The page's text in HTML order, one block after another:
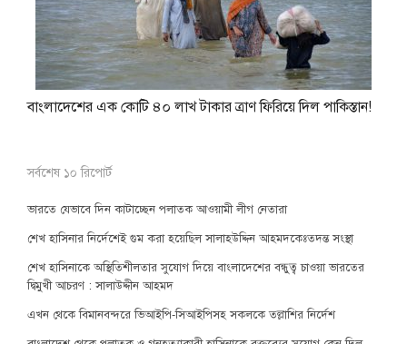
বাংলাদেশের এক কোটি ৪০ লাখ টাকার ত্রাণ ফিরিয়ে দিল পাকিস্তান!
সর্বশেষ ১০ রিপোর্ট
ভারতে যেভাবে দিন কাটাচ্ছেন পলাতক আওয়ামী লীগ নেতারা
শেখ হাসিনার নির্দেশেই গুম করা হয়েছিল সালাহউদ্দিন আহমদকেঃতদন্ত সংস্থা
শেখ হাসিনাকে অস্থিতিশীলতার সুযোগ দিয়ে বাংলাদেশের বন্ধুত্ব চাওয়া ভারতের
দ্বিমুখী আচরণ : সালাউদ্দীন আহমদ
এখন থেকে বিমানবন্দরে ভিআইপি-সিআইপিসহ সকলকে তল্লাশির নির্দেশ